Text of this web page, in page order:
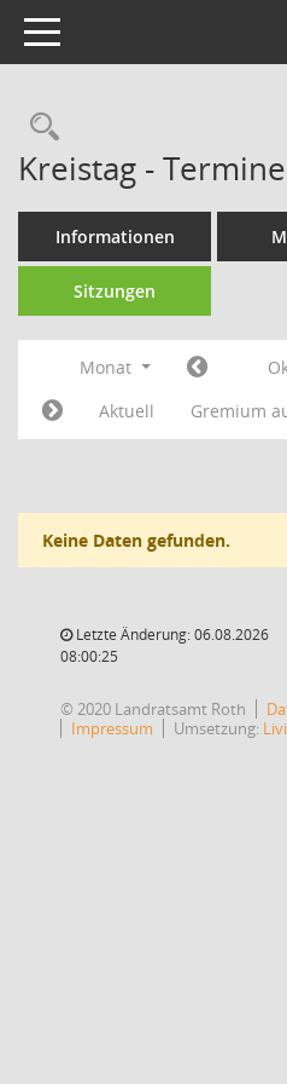
Toggle navigation
Kreistag -
Informationen
Sitzungen
Monat
Aktuell
Gremium
Keine Daten gefunden.
Letzte Änderung: 06.08.2026
08:00:25
© 2020 Landratsamt Roth
Impressum
Umsetzung: